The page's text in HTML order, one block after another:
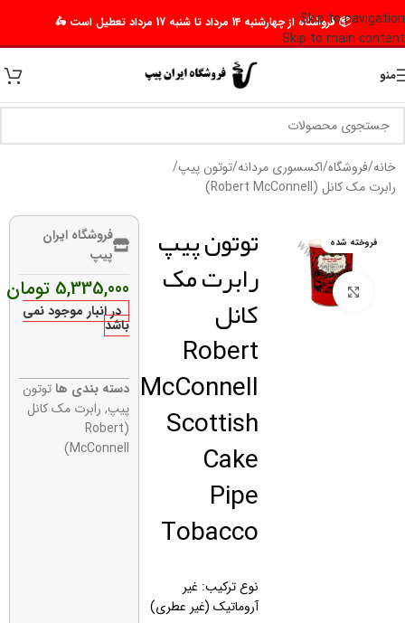
Skip to navigation
Skip to main content
📦 فروشگاه از چهارشنبه 14 مرداد تا شنبه 17 مرداد تعطیل است 🛵
منو
خانه/فروشگاه/اکسسوری مردانه/توتون پیپ/
رابرت مک کانل (Robert McConnell)
فروخته شده
برای بزرگنمایی کلیک کنید
توتون پیپ
رابرت مک
کانل
Robert
McConnell
Scottish
Cake
Pipe
Tobacco
نوع ترکیب: غیر
آروماتیک (غیر عطری)
فروشگاه ایران
پیپ
5,335,000 تومان
در انبار موجود نمی
باشد
دسته بندی ها توتون
پیپ, رابرت مک کانل
(Robert
McConnell)